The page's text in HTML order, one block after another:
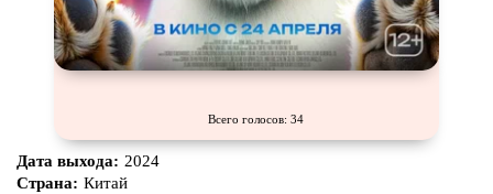
Всего голосов: 34
Дата выхода: 2024
Страна: Китай